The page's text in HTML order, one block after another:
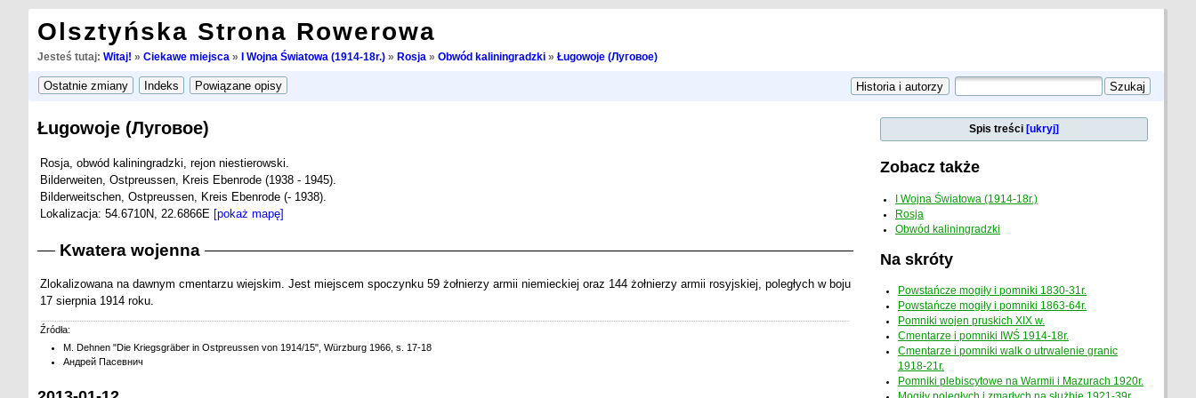
Olsztyńska Strona Rowerowa
Jesteś tutaj: Witaj! » Ciekawe miejsca » I Wojna Światowa (1914-18r.)» Rosja » Obwód kaliningradzki» Ługowoje (Луговое)
Ługowoje (Луговое)
Rosja, obwód kaliningradzki, rejon niestierowski.
Bilderweiten, Ostpreussen, Kreis Ebenrode (1938 - 1945).
Bilderweitschen, Ostpreussen, Kreis Ebenrode (- 1938).
Lokalizacja: 54.6710N, 22.6866E [pokaż mapę]
Kwatera wojenna
Zlokalizowana na dawnym cmentarzu wiejskim. Jest miejscem spoczynku 59 żołnierzy armii niemieckiej oraz 144 żołnierzy armii rosyjskiej, poległych w boju
17 sierpnia 1914 roku.
Źródła:
M. Dehnen "Die Kriegsgräber in Ostpreussen von 1914/15", Würzburg 1966, s. 17-18
Андрей Пасевнич
Spis treści [ukryj]
Zobacz także
I Wojna Światowa (1914-18r.)
Rosja
Obwód kaliningradzki
Na skróty
Powstańcze mogiły i pomniki 1830-31r.
Powstańcze mogiły i pomniki 1863-64r.
Pomniki wojen pruskich XIX w.
Cmentarze i pomniki IWŚ 1914-18r.
Cmentarze i pomniki walk o utrwalenie granic
1918-21r.
Pomniki plebiscytowe na Warmii i Mazurach 1920r.